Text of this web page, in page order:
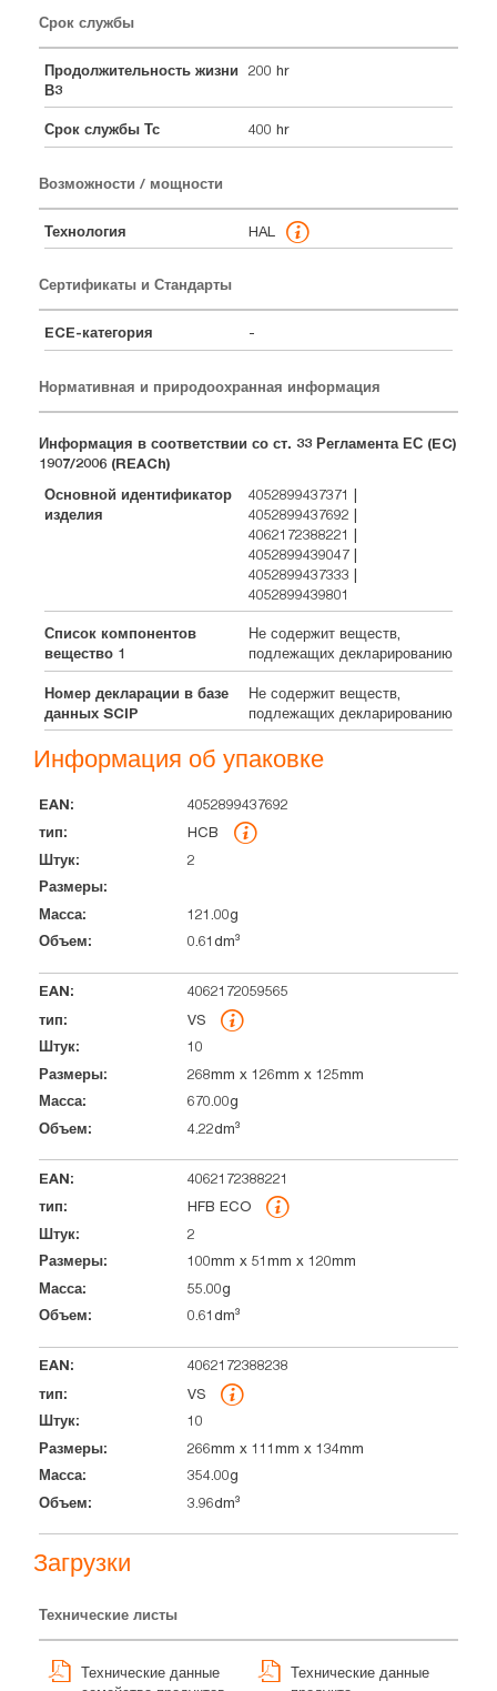
Срок службы
Продолжительность жизни
В3
200 hr
Срок службы Тс 400 hr
Возможности / мощности
Технология HAL
Сертификаты и Стандарты
ECE-категория -
Нормативная и природоохранная информация
Информация в соответствии со ст. 33 Регламента ЕС (EC)
1907/2006 (REACh)
Основной идентификатор
изделия
4052899437371 |
4052899437692 |
4062172388221 |
4052899439047 |
4052899437333 |
4052899439801
Список компонентов
вещество 1
Не содержит веществ,
подлежащих декларированию
Номер декларации в базе
данных SCIP
Не содержит веществ,
подлежащих декларированию
Информация об упаковке
EAN Размеры Масса
4052899437692
HCB
2
121.00g
0.61dm³
4062172059565
VS
10
268mm x 126mm x 125mm
670.00g
4.22dm³
4062172388221
HFB ECO
2
100mm x 51mm x 120mm
55.00g
0.61dm³
4062172388238
VS
10
266mm x 111mm x 134mm
354.00g
3.96dm³
Загрузки
Технические листы
Технические данные
Технические данные